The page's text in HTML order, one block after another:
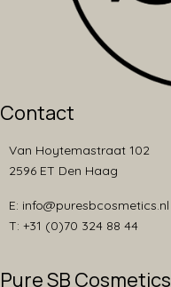
Contact
Van Hoytemastraat 102
2596 ET Den Haag
E: info@puresbcosmetics.nl
T: +31 (0)70 324 88 44
Pure SB Cosmetics